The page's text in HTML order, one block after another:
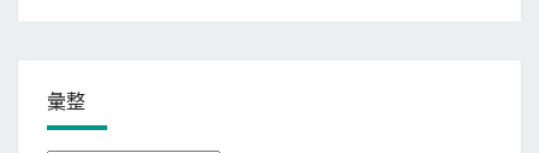
彙整